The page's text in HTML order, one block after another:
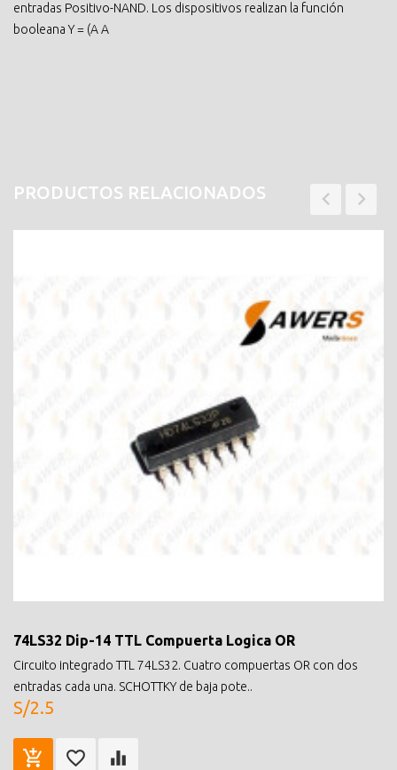
entradas Positivo-NAND. Los dispositivos realizan la función
booleana Y = (A A
PRODUCTOS RELACIONADOS
74LS32 Dip-14 TTL Compuerta Logica OR
Circuito integrado TTL 74LS32. Cuatro compuertas OR con dos
entradas cada una. SCHOTTKY de baja pote..
S/2.5